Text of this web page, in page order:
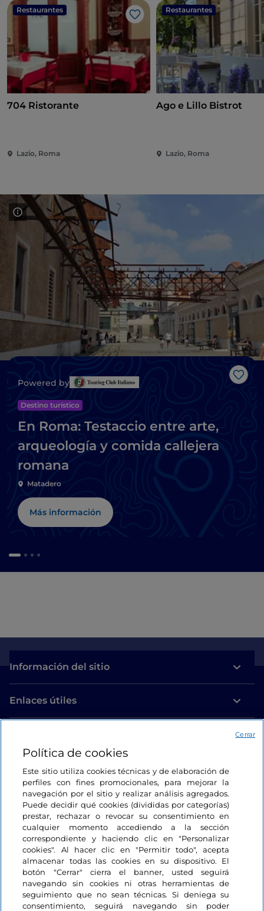
Restaurantes
Me gusta
704 Ristorante
Lazio, Roma
Restaurantes
Ago e Lillo Bistrot
Lazio, Roma
Me
Powered by
Destino turístico
En Roma: Testaccio entre arte,
arqueología y comida callejera
romana
Matadero
Más información
Información del sitio
Enlaces útiles
Estamos en contacto
Política de cookies
Este sitio utiliza cookies técnicas y de elaboración de
perfiles con fines promocionales, para mejorar la
navegación por el sitio y realizar análisis agregados.
Puede decidir qué cookies (divididas por categorías)
prestar, rechazar o revocar su consentimiento en
cualquier momento accediendo a la sección
correspondiente y haciendo clic en "Personalizar
cookies". Al hacer clic en "Permitir todo", acepta
almacenar todas las cookies en su dispositivo. El
botón "Cerrar" cierra el banner, usted seguirá
navegando sin cookies ni otras herramientas de
seguimiento que no sean técnicas. Si deniega su
consentimiento, seguirá navegando sin poder
Cerrar